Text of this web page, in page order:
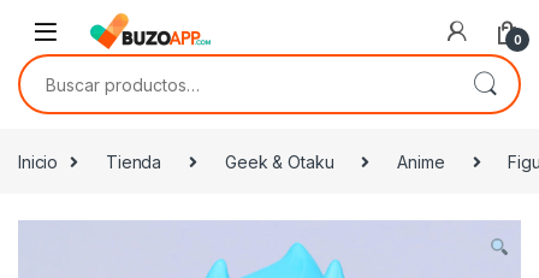
Skip to navigation
Skip to content
0
Buscar por:
Inicio Tienda Geek & Otaku Anime